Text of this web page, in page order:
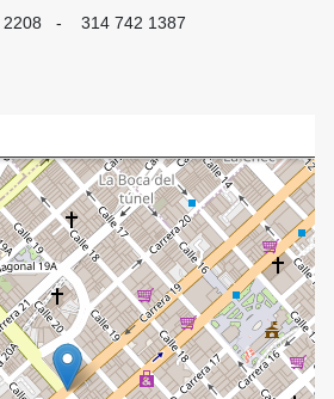
2208 - 314 742 1387